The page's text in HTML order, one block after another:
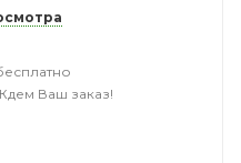
Ваш заказ!